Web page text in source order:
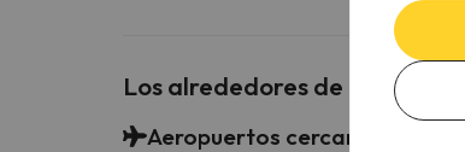
Los alrededores de Cinthias
Aeropuertos cercanos